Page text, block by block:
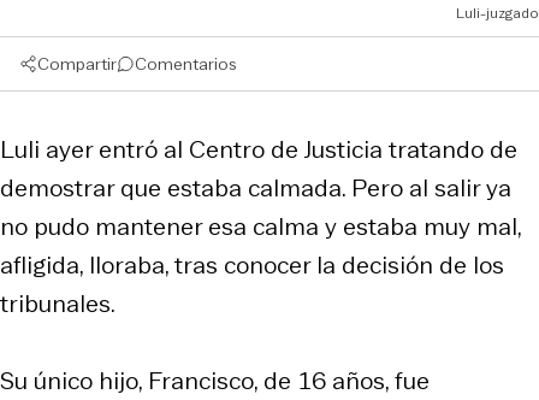
Luli-juzgado
Compartir Comentarios
Luli ayer entró al Centro de Justicia tratando de
demostrar que estaba calmada. Pero al salir ya
no pudo mantener esa calma y estaba muy mal,
afligida, lloraba, tras conocer la decisión de los
tribunales.
Su único hijo, Francisco, de 16 años, fue